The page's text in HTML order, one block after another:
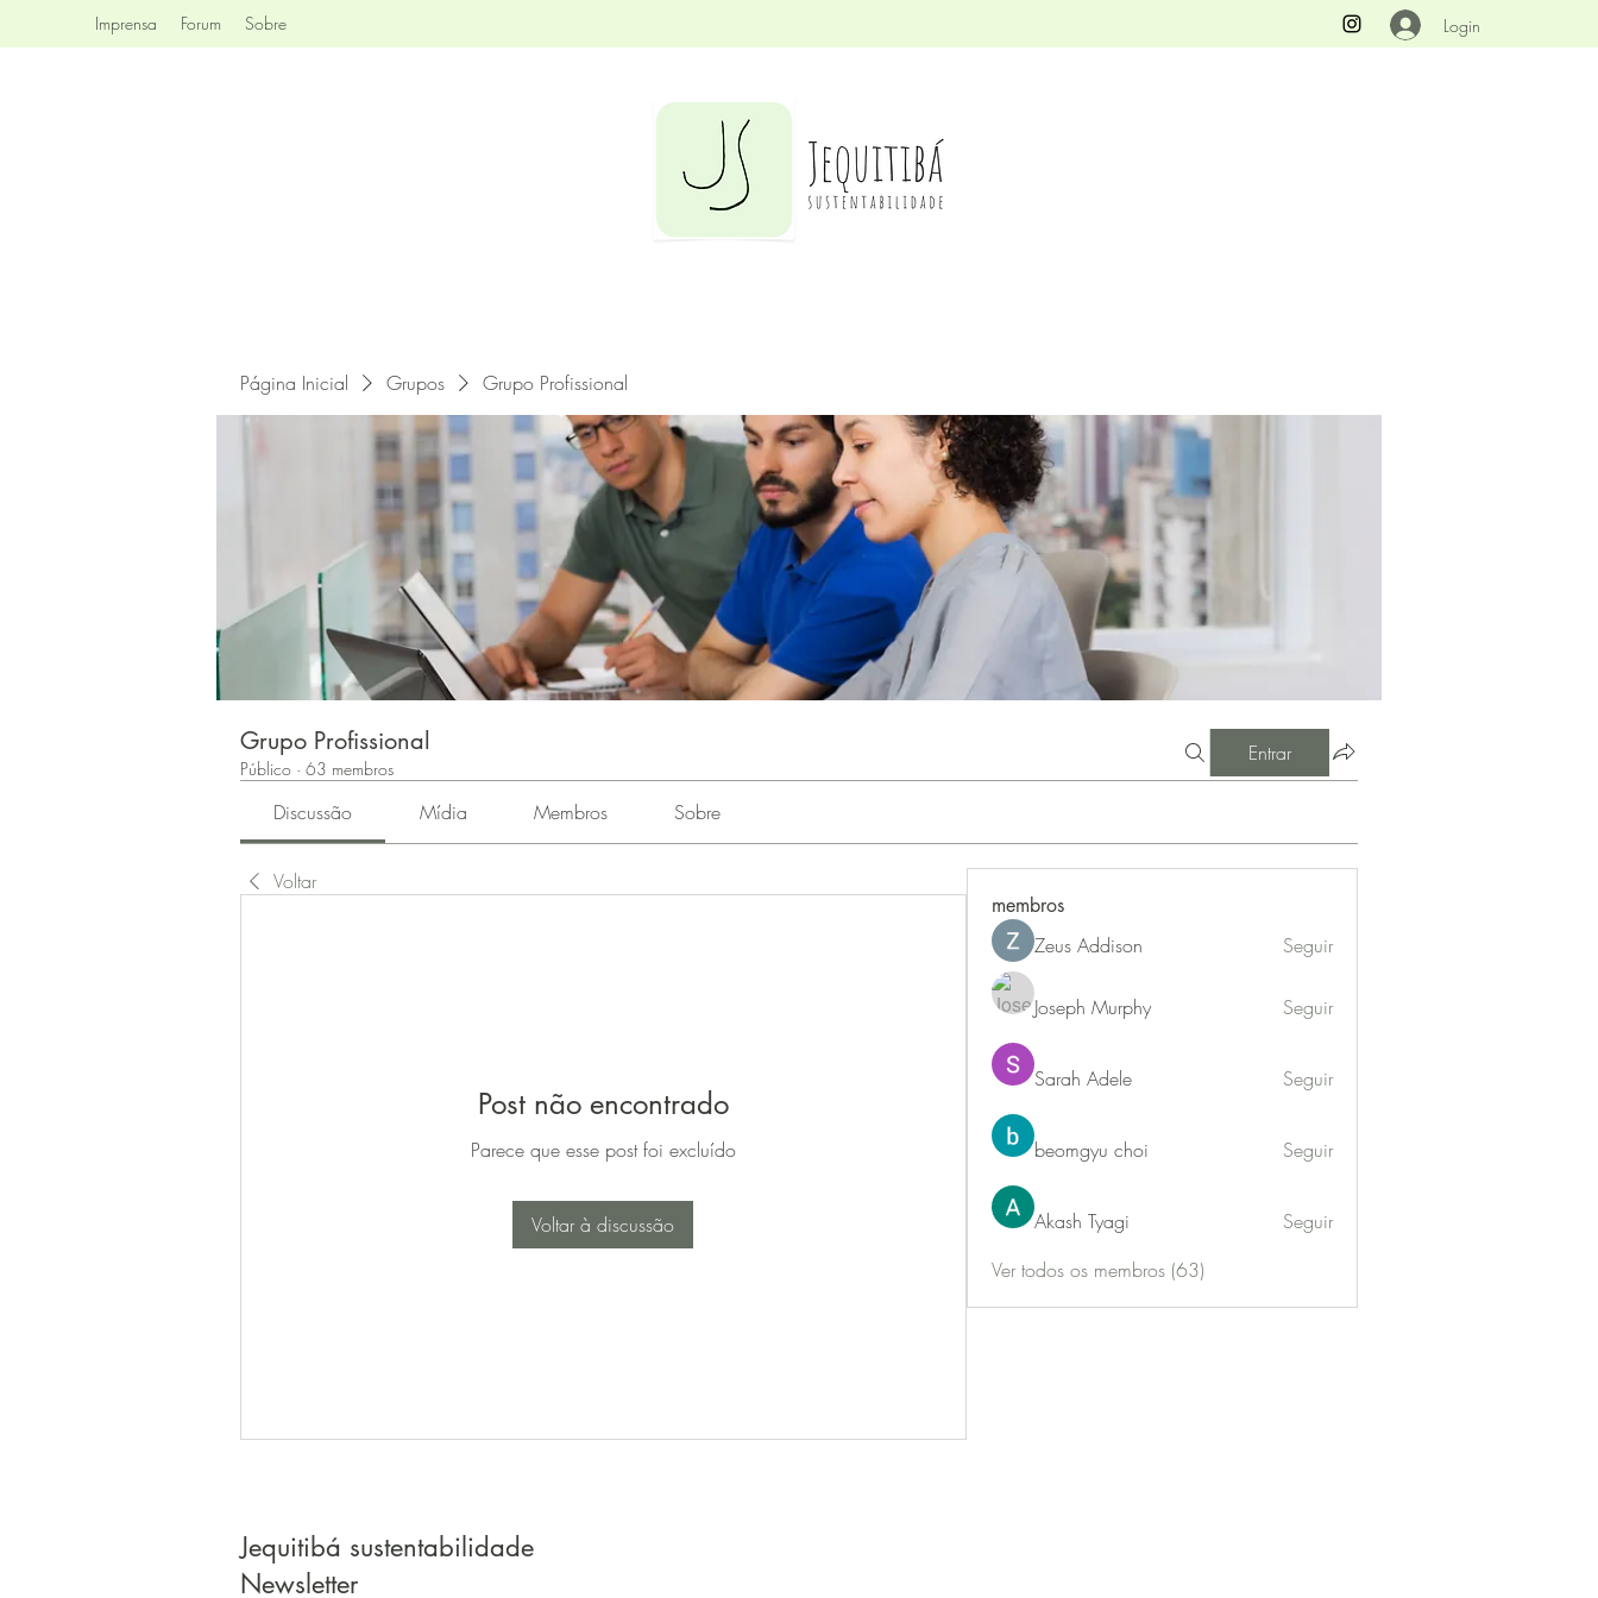
Imprensa Forum Sobre Login
Página Inicial Grupos Grupo Profissional
Grupo Profissional
Público · 63 membros
Entrar
Discussão Mídia Membros Sobre
Voltar
Post não encontrado
Parece que esse post foi excluído
Voltar à discussão
membros
Zeus Addison Seguir
Joseph Murphy Seguir
Sarah Adele Seguir
beomgyu choi Seguir
Akash Tyagi
Seguir
Ver todos os membros (63)
Jequitibá sustentabilidade
Newsletter